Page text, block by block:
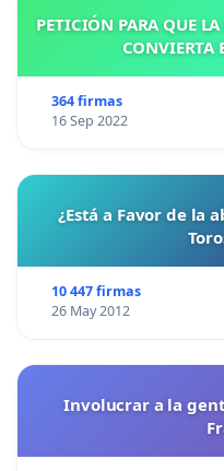
PETICIÓN PARA QUE
CONVIERTA
364 firmas
16 Sep 2022
¿Está a Favor de la
10 447 firmas
26 May 2012
Involucrar a la